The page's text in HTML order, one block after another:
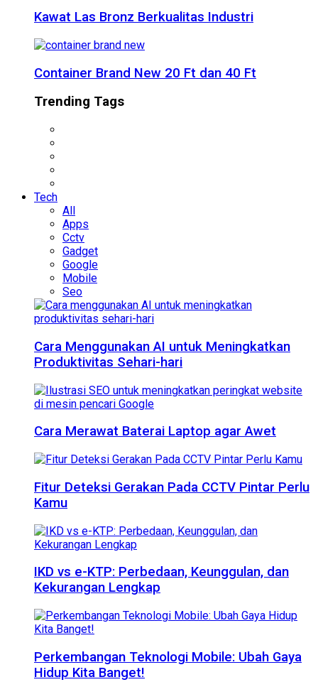
Kawat Las Bronz Berkualitas Industri
Container Brand New 20 Ft dan 40 Ft
Trending Tags
Tech
All
Apps
Cctv
Gadget
Google
Mobile
Seo
Cara Menggunakan AI untuk Meningkatkan
Produktivitas Sehari-hari
Cara Merawat Baterai Laptop agar Awet
Fitur Deteksi Gerakan Pada CCTV Pintar Perlu
Kamu
IKD vs e-KTP: Perbedaan, Keunggulan, dan
Kekurangan Lengkap
Perkembangan Teknologi Mobile: Ubah Gaya
Hidup Kita Banget!